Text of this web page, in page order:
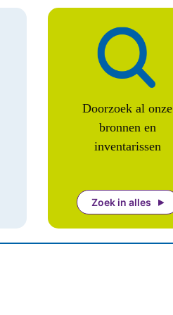
Doorzoek al onze
bronnen en
inventarissen
Zoek in alles